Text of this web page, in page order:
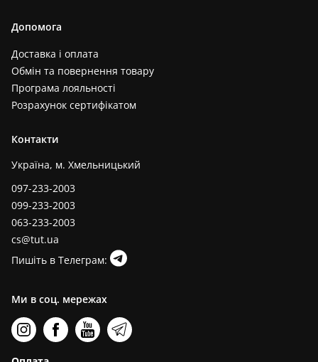
Допомога
Доставка і оплата
Обмін та повернення товару
Програма лояльності
Розрахунок сертифікатом
Контакти
Україна, м. Хмельницький
097-233-2003
099-233-2003
063-233-2003
cs@tut.ua
Пишіть в Телеграм:
Ми в соц. мережах